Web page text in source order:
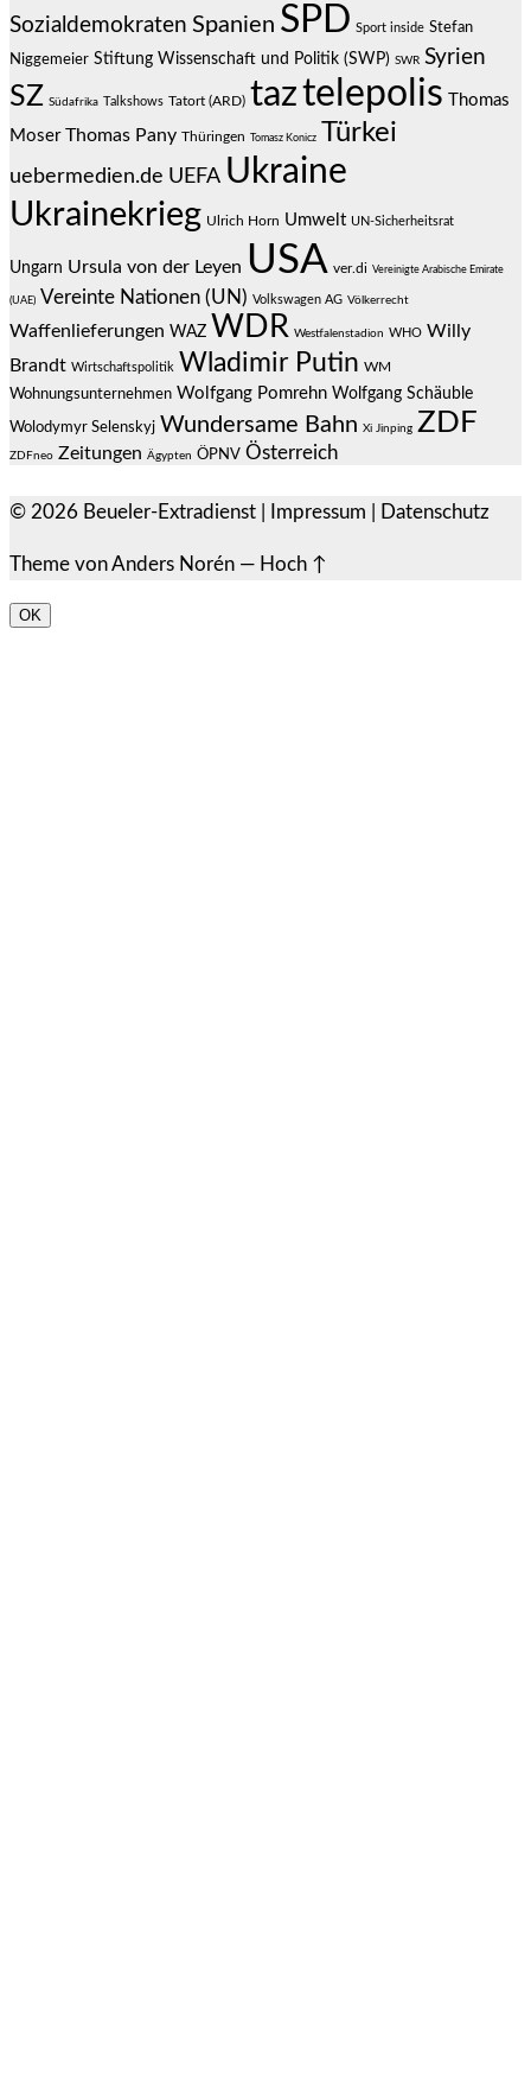
Sozialdemokraten Spanien SPD Sport inside Stefan
Niggemeier Stiftung Wissenschaft und Politik (SWP) SWR Syrien
SZ Südafrika Talkshows Tatort (ARD) taztelepolis
Thomas
Moser Thomas Pany Thüringen Tomasz Konicz Türkei
uebermedien.de UEFA Ukraine
Ukrainekrieg Ulrich Horn Umwelt UN-Sicherheitsrat
Ungarn Ursula von der Leyen USA ver.di Vereinigte Arabische Emirate
(UAE) Vereinte Nationen (UN) Volkswagen AG Völkerrecht
Waffenlieferungen WAZ WDR Westfalenstadion WHO Willy
Brandt Wirtschaftspolitik Wladimir Putin WM
Wohnungsunternehmen Wolfgang Pomrehn Wolfgang Schäuble
Wolodymyr Selenskyj Wundersame Bahn Xi Jinping ZDF
ZDFneo Zeitungen Ägypten ÖPNV Österreich
© 2026 Beueler-Extradienst Impressum Datenschutz
Theme vonAnders Norén — Hoch ↑
OK